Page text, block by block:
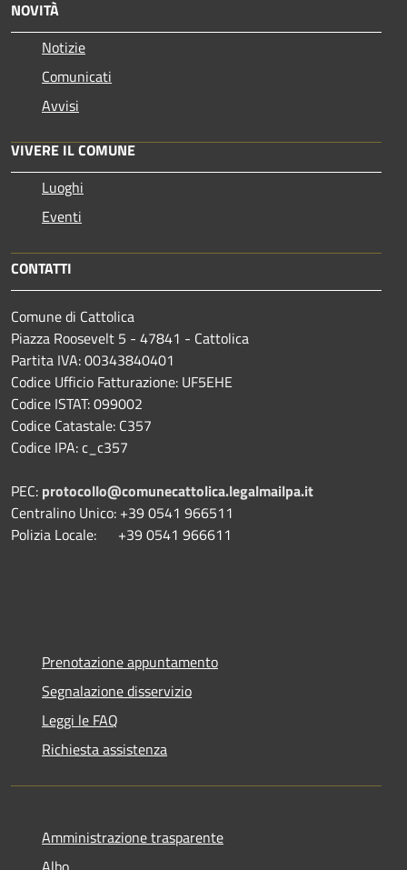
NOVITÀ
Notizie
Comunicati
Avvisi
VIVERE IL COMUNE
Luoghi
Eventi
CONTATTI
Comune di Cattolica
Piazza Roosevelt 5 - 47841 - Cattolica
Partita IVA: 00343840401
Codice Ufficio Fatturazione: UF5EHE
Codice ISTAT: 099002
Codice Catastale: C357
Codice IPA: c_c357
PEC: protocollo@comunecattolica.legalmailpa.it
Centralino Unico: +39 0541 966511
Polizia Locale: +39 0541 966611
Prenotazione appuntamento
Segnalazione disservizio
Leggi le FAQ
Richiesta assistenza
Amministrazione trasparente